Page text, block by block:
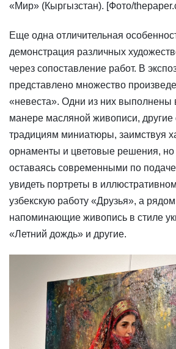
«Мир» (Кыргызстан). [Фото/
​Еще одна отличительная
демонстрация различных
через сопоставление работ. В
представлено множество
«невеста». Одни из них выполнены
манере масляной живописи,
традициям миниатюры, заимствуя
орнаменты и цветовые решения, но
оставаясь современными по
увидеть портреты в
узбекскую работу «Друзья», а
напоминающие живопись в стиле
«Летний дождь» и другие.